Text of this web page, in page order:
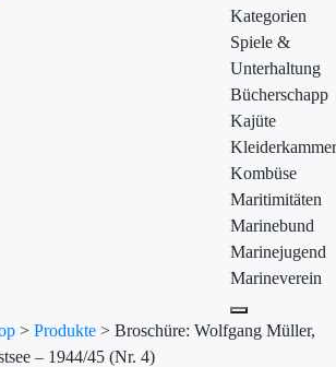
Kategorien
Spiele &
Unterhaltung
Bücherschapp
Kajüte
Kleiderkammer
Kombüse
Maritimitäten
Marinebund
Marinejugend
Marineverein
> Produkte > Broschüre: Wolfgang Müller,
– 1944/45 (Nr. 4)